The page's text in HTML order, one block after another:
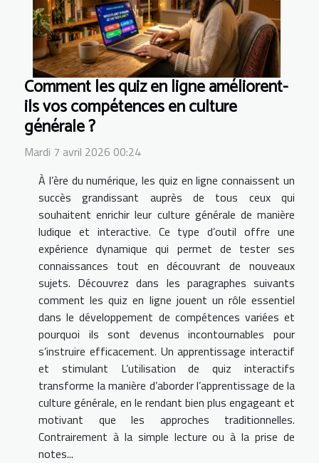
Comment les quiz en ligne améliorent-
ils vos compétences en culture
générale ?
Mardi 7 avril 2026 00:24
À l’ère du numérique, les quiz en ligne connaissent un
succès grandissant auprès de tous ceux qui
souhaitent enrichir leur culture générale de manière
ludique et interactive. Ce type d’outil offre une
expérience dynamique qui permet de tester ses
connaissances tout en découvrant de nouveaux
sujets. Découvrez dans les paragraphes suivants
comment les quiz en ligne jouent un rôle essentiel
dans le développement de compétences variées et
pourquoi ils sont devenus incontournables pour
s’instruire efficacement. Un apprentissage interactif
et stimulant L’utilisation de quiz interactifs
transforme la manière d’aborder l’apprentissage de la
culture générale, en le rendant bien plus engageant et
motivant que les approches traditionnelles.
Contrairement à la simple lecture ou à la prise de
notes...